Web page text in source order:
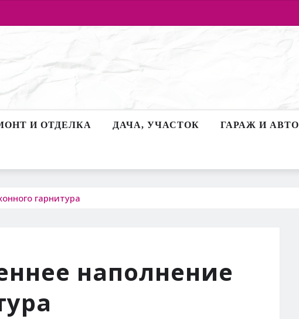
И ОТДЕЛКА ДАЧА, УЧАСТОК ГАРАЖ И АВТО
гарнитура
наполнение